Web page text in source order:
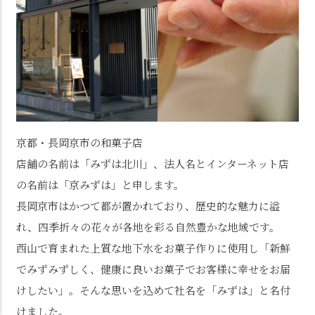
京都・長岡京市の和菓子店
店舗の名前は「みずは北川」、法人名とインターネット店
の名前は「京みずは」と申します。
長岡京市はかつて都が置かれており、歴史的な魅力に溢
れ、四季折々の花々が各地を彩る自然豊かな地域です。
西山で育まれた上質な地下水をお菓子作りに使用し「新鮮
でみずみずしく、健康に良いお菓子でお客様に幸せをお届
けしたい」。そんな思いを込めて社名を「みずは」と名付
けました。